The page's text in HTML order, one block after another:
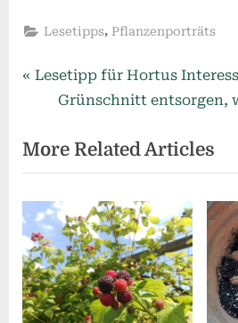
Lesetipps, Pflanzenporträts
P
v
i
o
u
s
P
o
Lesetipp für Hortus
N
x
t
P
o
s
t
:
Grünschnitt entsorgen,
More Related Articles